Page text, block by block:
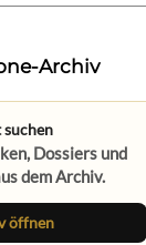
Archiv
Dossiers und
dem Archiv.
öffnen